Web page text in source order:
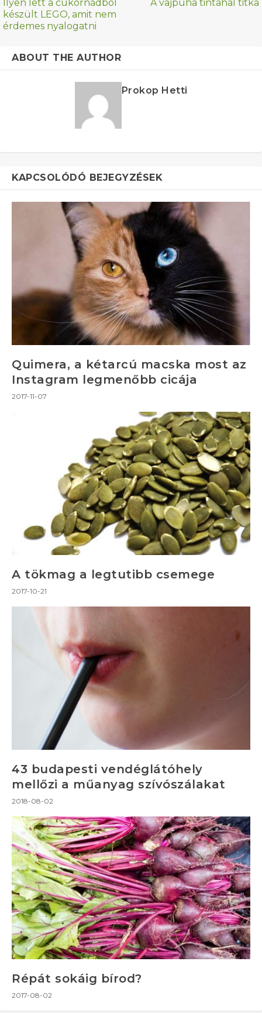
Ilyen lett a cukornádból
készült LEGO, amit nem
érdemes nyalogatni
A vajpuha tintahal titka
ABOUT THE AUTHOR
Prokop Hetti
KAPCSOLÓDÓ BEJEGYZÉSEK
Quimera, a kétarcú macska most az
Instagram legmenőbb cicája
2017-11-07
A tökmag a legtutibb csemege
2017-10-21
43 budapesti vendéglátóhely
mellőzi a műanyag szívószálakat
2018-08-02
Répát sokáig bírod?
2017-08-02